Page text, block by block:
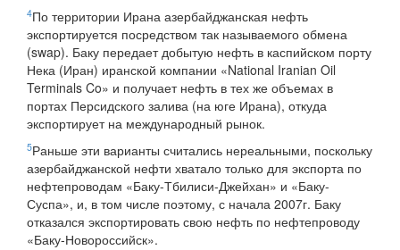
4По территории Ирана азербайджанская нефть
экспортируется посредством так называемого обмена
(swap). Баку передает добытую нефть в каспийском порту
Нека (Иран) иранской компании «National Iranian Oil
Terminals Co» и получает нефть в тех же объемах в
портах Персидского залива (на юге Ирана), откуда
экспортирует на международный рынок.
5Раньше эти варианты считались нереальными, поскольку
азербайджанской нефти хватало только для экспорта по
нефтепроводам «Баку-Тбилиси-Джейхан» и «Баку-
Суспа», и, в том числе поэтому, с начала 2007г. Баку
отказался экспортировать свою нефть по нефтепроводу
«Баку-Новороссийск».